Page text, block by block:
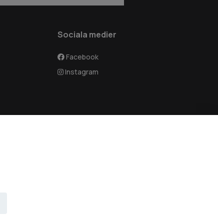
Sociala medier
Facebook
Instagram